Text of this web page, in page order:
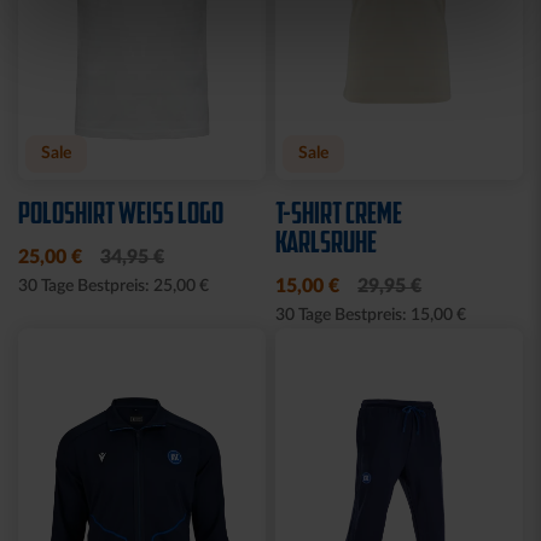
Sale
POLOSHIRT WEISS LOGO
25,00 € 34,95 €
30 Tage Bestpreis: 25,00 €
Sale
T-SHIRT CREME
KARLSRUHE
15,00 € 29,95 €
30 Tage Bestpreis: 15,00 €